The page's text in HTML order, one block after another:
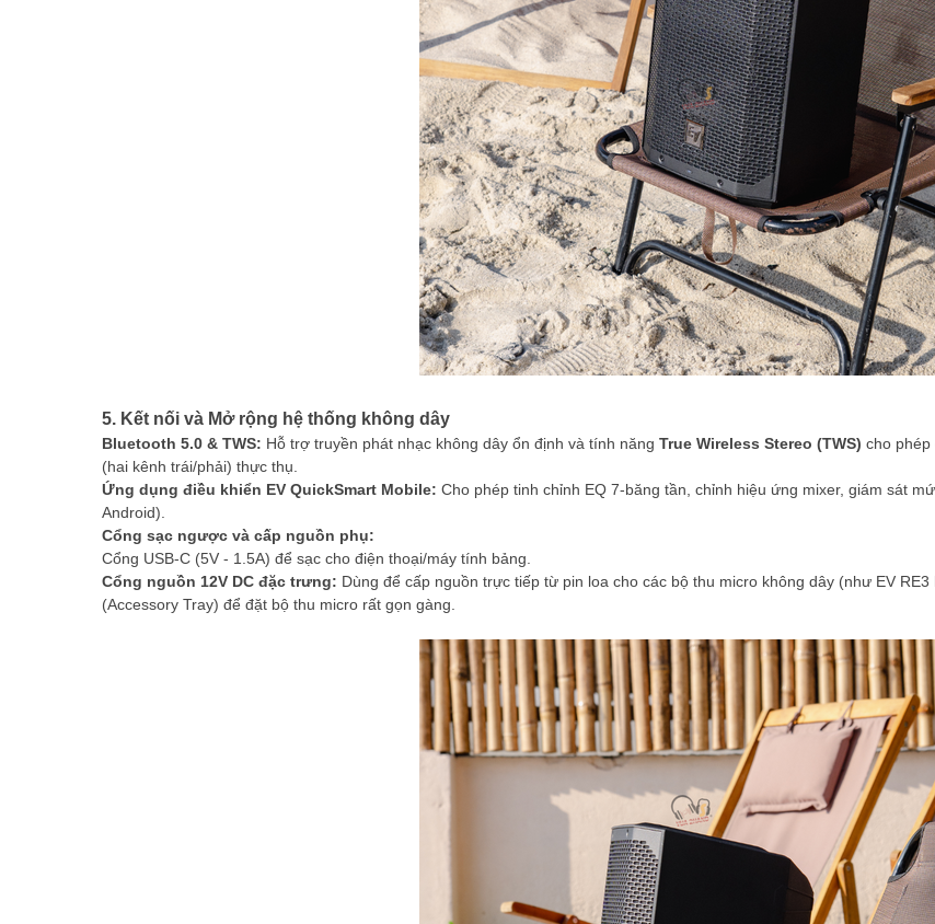
5. Kết nối và Mở rộng hệ thống không dây
Bluetooth 5.0 & TWS: Hỗ trợ truyền phát nhạc không dây ổn định và tính năng True Wireless Stereo (TWS) cho phép
(hai kênh trái/phải) thực thụ.
Ứng dụng điều khiển EV QuickSmart Mobile: Cho phép tinh chỉnh EQ 7-băng tần, chỉnh hiệu ứng mixer, giám sát
Android).
Cổng sạc ngược và cấp nguồn phụ:
Cổng USB-C (5V - 1.5A) để sạc cho điện thoại/máy tính bảng.
Cổng nguồn 12V DC đặc trưng: Dùng để cấp nguồn trực tiếp từ pin loa cho các bộ thu micro không dây (như EV
(Accessory Tray) để đặt bộ thu micro rất gọn gàng.